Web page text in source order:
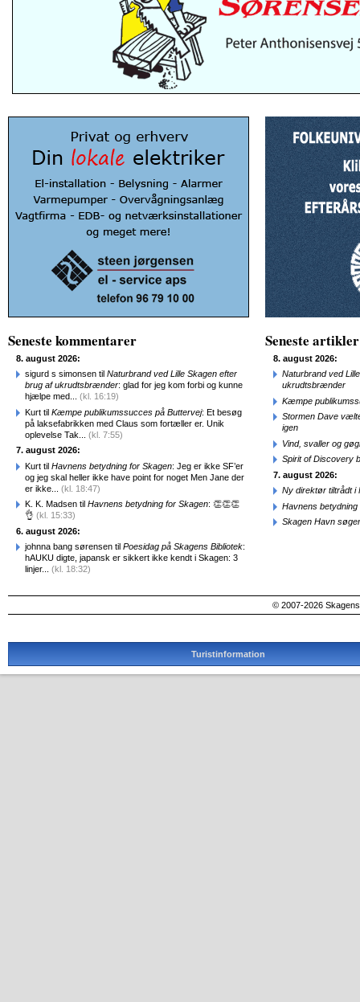
Seneste kommentarer
8. august 2026:
sigurd s simonsen til Naturbrand ved Lille Skagen efter
brug af ukrudtsbrænder: glad for jeg kom forbi og kunne
hjælpe med... (kl. 16:19)
Kurt til Kæmpe publikumssucces på Buttervej: Et besøg
på laksefabrikken med Claus som fortæller er. Unik
oplevelse Tak... (kl. 7:55)
7. august 2026:
Kurt til Havnens betydning for Skagen: Jeg er ikke SF’er
og jeg skal heller ikke have point for noget Men Jane der
er ikke... (kl. 18:47)
K. K. Madsen til Havnens betydning for Skagen: 👏👏👏
👌 (kl. 15:33)
6. august 2026:
johnna bang sørensen til Poesidag på Skagens Bibliotek:
hAUKU digte, japansk er sikkert ikke kendt i Skagen: 3
linjer... (kl. 18:32)
Seneste artikler
8. august 2026:
Naturbrand ved
ukrudtsbrænder
Kæmpe
Stormen Dave
igen
Vind, svaller og
Spirit of Discovery
7. august 2026:
Ny direktør tiltrådt i
Havnens betydning
Skagen Havn
© 2007-2026
Turistinformation